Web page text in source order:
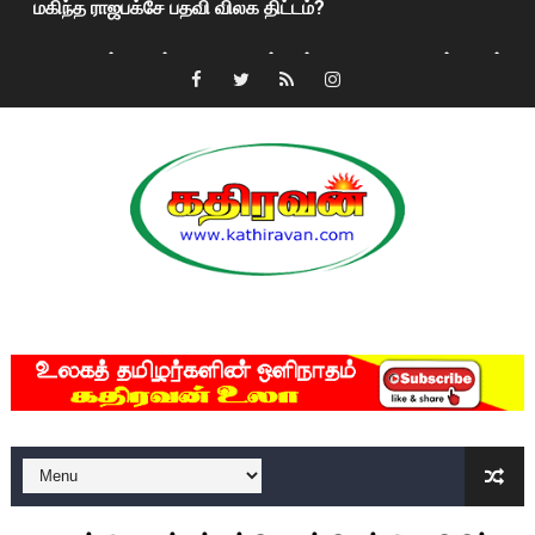
ரவுடி பேபிக்கு நடந்த தரமான சம்பவம்.. ஆபாச வீடியோக்களால்
காணாமல் போகும் பிள்ளையார்கள்!
யாழில் தமிழின தலைவர் பிரபாகரனின் பிறந்தநாளை
ஏர்போர்ட்டில் உதைத்த நபர் யார், என்ன நடந்தது?: உண்மையை
01/11/2021 Scotland ல் நடைபெறும் கண்டனப்
பாலச்சந்திரன் மற்றும் தன்னிடம் படித்த மாணவர்கள் தொடர்பில்
பிரிட்டனால் கடத்தப்படும் நிலையில் இலங்கைத் தமிழ் குடும்பம்!!
வர்ராரு...வர்ராரு... அண்ணாத்த : ரஜினிக்காக இலங்கை